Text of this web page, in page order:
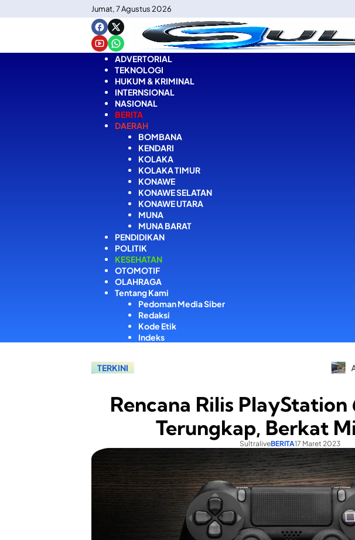
ke
Jumat, 7 Agustus 2026
ADVERTORIAL
TEKNOLOGI
HUKUM & KRIMINAL
INTERNSIONAL
NASIONAL
BERITA
DAERAH
BOMBANA
KENDARI
KOLAKA
KOLAKA TIMUR
KONAWE
KONAWE SELATAN
KONAWE UTARA
MUNA
MUNA BARAT
PENDIDIKAN
POLITIK
KESEHATAN
OTOMOTIF
OLAHRAGA
Tentang Kami
Pedoman Media Siber
Redaksi
Kode Etik
Indeks
TERKINI Aksi Cepat
Rencana Rilis
Terungkap, Berkat
SultraliveBERITA17 Maret 2023